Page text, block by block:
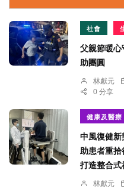
社會
父親節暖心
助團圓
林獻元
0 分享
健康及醫療
中風復健
助患者重
打造整合式
林獻元